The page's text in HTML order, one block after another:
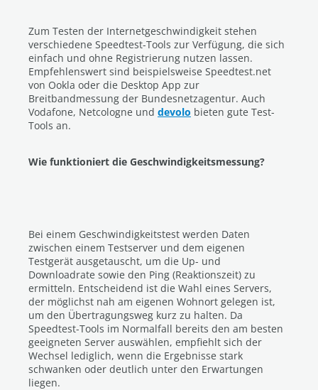
Zum Testen der Internetgeschwindigkeit stehen
verschiedene Speedtest-Tools zur Verfügung, die sich
einfach und ohne Registrierung nutzen lassen.
Empfehlenswert sind beispielsweise Speedtest.net
von Ookla oder die Desktop App zur
Breitbandmessung der Bundesnetzagentur. Auch
Vodafone, Netcologne und devolo bieten gute Test-
Tools an.
Wie funktioniert die Geschwindigkeitsmessung?
Bei einem Geschwindigkeitstest werden Daten
zwischen einem Testserver und dem eigenen
Testgerät ausgetauscht, um die Up- und
Downloadrate sowie den Ping (Reaktionszeit) zu
ermitteln. Entscheidend ist die Wahl eines Servers,
der möglichst nah am eigenen Wohnort gelegen ist,
um den Übertragungsweg kurz zu halten. Da
Speedtest-Tools im Normalfall bereits den am besten
geeigneten Server auswählen, empfiehlt sich der
Wechsel lediglich, wenn die Ergebnisse stark
schwanken oder deutlich unter den Erwartungen
liegen.